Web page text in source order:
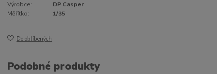
Výrobce:
DP Casper
Měřítko:
1/35
Do oblíbených
Podobné produkty